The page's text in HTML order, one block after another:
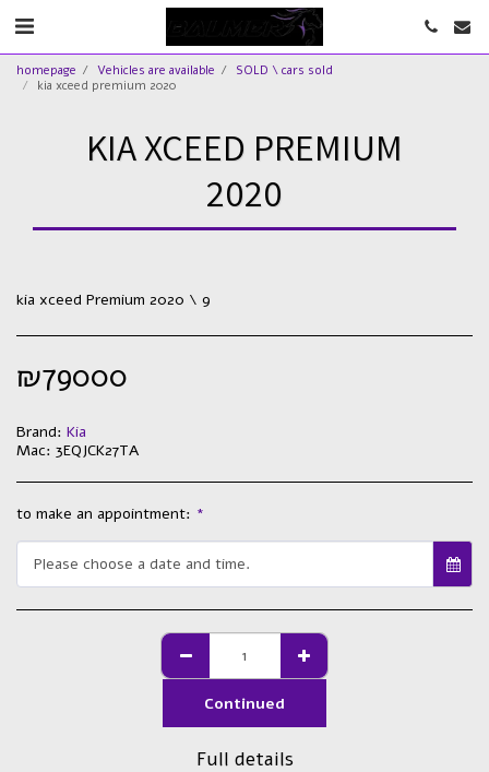
homepage Vehicles are available
SOLD \ cars sold
kia xceed premium 2020
KIA XCEED PREMIUM
2020
kia xceed Premium 2020 \ 9
₪79000
Brand: Kia
Mac: 3EQJCK27TA
to make an appointment: *
Please choose a date and time.
Continued
Full details